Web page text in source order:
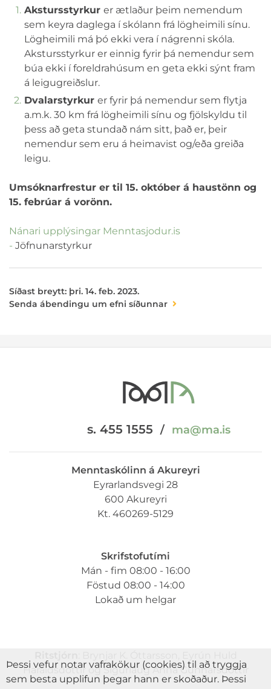
Akstursstyrkur er ætlaður þeim nemendum
sem keyra daglega í skólann frá lögheimili sínu.
Lögheimili má þó ekki vera í nágrenni skóla.
Akstursstyrkur er einnig fyrir þá nemendur sem
búa ekki í foreldrahúsum en geta ekki sýnt fram
á leigugreiðslur.
Dvalarstyrkur er fyrir þá nemendur sem flytja
a.m.k. 30 km frá lögheimili sínu og fjölskyldu til
þess að geta stundað nám sitt, það er, þeir
nemendur sem eru á heimavist og/eða greiða
leigu.
Umsóknarfrestur er til 15. október á haustönn og
15. febrúar á vorönn.
Nánari upplýsingar Menntasjodur.is
- Jöfnunarstyrkur
Síðast breytt: þri. 14. feb. 2023.
Senda ábendingu um efni síðunnar
s. 455 1555 / ma@ma.is
Menntaskólinn á Akureyri
Eyrarlandsvegi 28
600 Akureyri
Kt. 460269-5129
Skrifstofutími
Mán - fim 08:00 - 16:00
Föstud 08:00 - 14:00
Lokað um helgar
Haraldsdóttir og Sigurlaug Anna Gunnarsdóttir
Þessi vefur notar vafrakökur (cookies) til að tryggja
sem besta upplifun þegar hann er skoðaður. Þessi